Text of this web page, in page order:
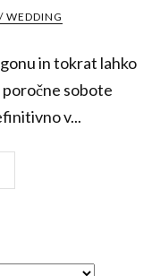
WEDDING
in tokrat lahko
sobote
v...